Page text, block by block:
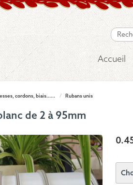
Accueil
cordons, biais...... / Rubans unis
de 2 à 95mm